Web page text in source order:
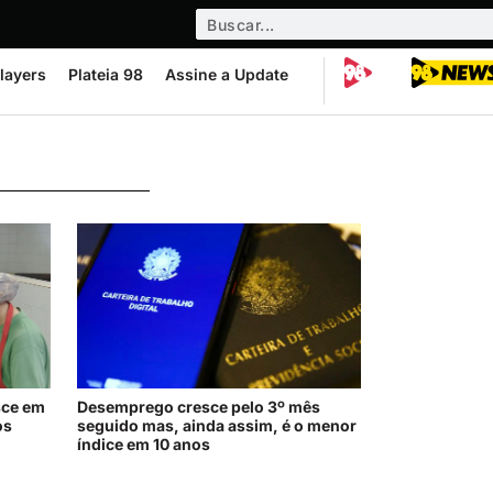
Plateia 98 Assine a Update
em
Desemprego cresce pelo 3º mês
seguido mas, ainda assim, é o menor
índice em 10 anos